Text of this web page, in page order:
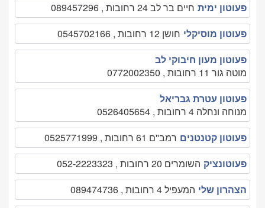
פעוטון ימית חיים בר לב 24 רחובות , 089457296
פעוטון מוסיקלי חושן 12 רחובות , 0545702166
פעוטון מעון חיבוקי לב
מוטה גור 11 רחובות , 0772002350
פעוטון עטרת גבריאל
מנוחה ונחלה 4 רחובות , 0526405654
פעוטון קטנטנים רמב''ם 61 רחובות , 0525771999
פעוטונציק השומרים 20 רחובות , 052-2223323
הצהרון שלי המעפיל 4 רחובות , 089474736